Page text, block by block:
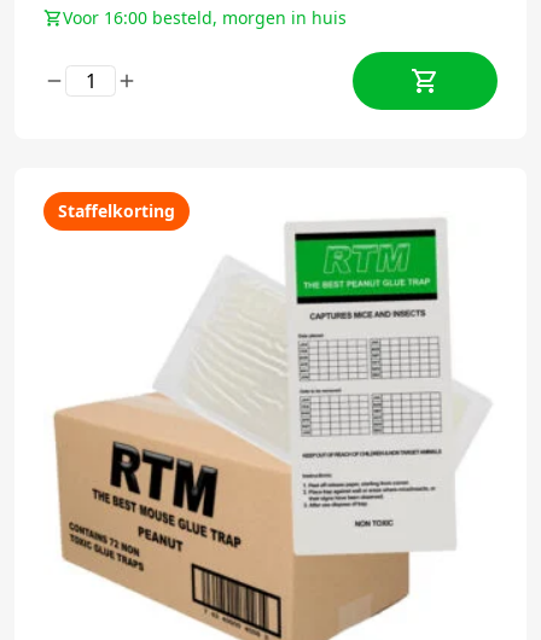
Voor 16:00 besteld, morgen in huis
Staffelkorting